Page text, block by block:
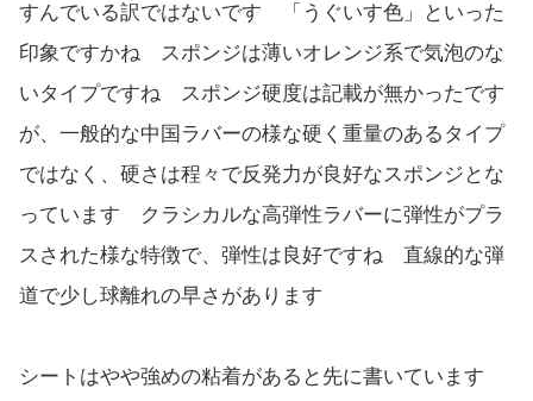
すんでいる訳ではないです 「うぐいす色」といった
印象ですかね スポンジは薄いオレンジ系で気泡のな
いタイプですね スポンジ硬度は記載が無かったです
が、一般的な中国ラバーの様な硬く重量のあるタイプ
ではなく、硬さは程々で反発力が良好なスポンジとな
っています クラシカルな高弾性ラバーに弾性がプラ
スされた様な特徴で、弾性は良好ですね 直線的な弾
道で少し球離れの早さがあります
シートはやや強めの粘着があると先に書いています